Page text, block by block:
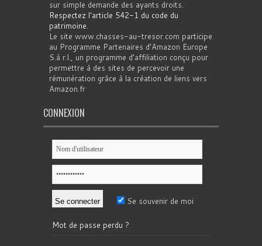
sur simple demande des ayants droits.
Respectez l'article 542-1 du code du
patrimoine.
Le site www.chasses-au-tresor.com participe
au Programme Partenaires d’Amazon Europe
S.à r.l., un programme d’affiliation conçu pour
permettre à des sites de percevoir une
rémunération grâce à la création de liens vers
Amazon.fr
CONNEXION
Se souvenir de moi
Mot de passe perdu ?